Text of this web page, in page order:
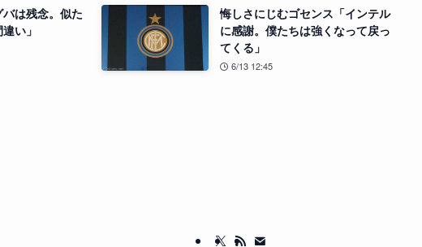
は残念。似た
い」
悔しさにじむゴセンス「インテル
に感謝。僕たちは強くなって戻っ
てくる」
6/13 12:45